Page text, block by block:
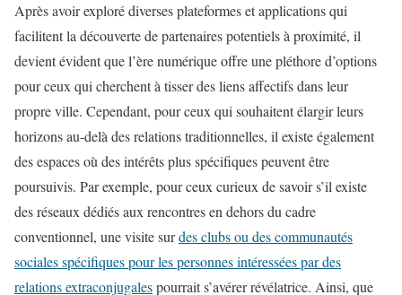
Après avoir exploré diverses plateformes et applications qui
facilitent la découverte de partenaires potentiels à proximité, il
devient évident que l’ère numérique offre une pléthore d’options
pour ceux qui cherchent à tisser des liens affectifs dans leur
propre ville. Cependant, pour ceux qui souhaitent élargir leurs
horizons au-delà des relations traditionnelles, il existe également
des espaces où des intérêts plus spécifiques peuvent être
poursuivis. Par exemple, pour ceux curieux de savoir s’il existe
des réseaux dédiés aux rencontres en dehors du cadre
conventionnel, une visite surdes clubs ou des communautés
sociales spécifiques pour les personnes intéressées par des
relations extraconjugalespourrait s’avérer révélatrice. Ainsi, que